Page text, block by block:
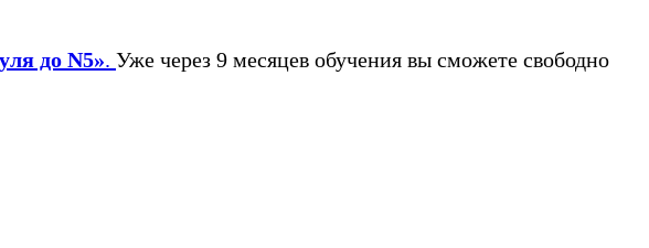
до N5». Уже через 9 месяцев обучения вы сможете свободно